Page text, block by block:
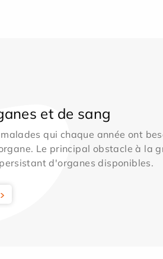
et de sang
qui chaque année ont
Le principal obstacle à la
d'organes disponibles.